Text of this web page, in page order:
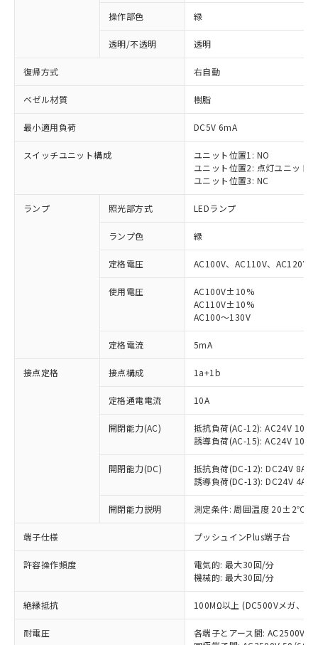
操作部色 緑
透明/不透明 透明
復帰方式 右自動
ベゼル材質 樹脂
最小適用負荷 DC5V 6mA
スイッチユニット構成
ユニット位置1: NO
ユニット位置2: 点灯ユニット
ユニット位置3: NC
ランプ 照光部方式 LEDランプ
ランプ色 緑
定格電圧 AC100V、AC110V、AC120V
使用電圧
AC100V±10%
AC110V±10%
AC100～130V
定格電流 5mA
接点定格 接点構成 1a+1b
定格通電電流 10A
開閉能力(AC)
抵抗負荷(AC-12): AC24V 10A/
誘導負荷(AC-15): AC24V
開閉能力(DC)
抵抗負荷(DC-12): DC24V 8A/
誘導負荷(DC-13): DC24V 4A/
開閉能力説明 測定条件: 周囲温度 20±2℃、
端子仕様 プッシュインPlus端子台
許容操作頻度
電気的: 最大30回/分
機械的: 最大30回/分
絶縁抵抗 100MΩ以上 (DC500Vメガ、点
耐電圧
各端子とアース間: AC2500V
ご利用条件
以下の条件をお読みいただき、同意のうえ
本サービスは、当社制御機器事業取扱
商品の当社在庫状況および標準価格
(税抜)を提供させていただくもので
当社制御機器事業取扱商品の中には、
本サービスの対象外となる商品もある
ことをご了承ください。
※1 対応状況
対応済み：EU RoHS指令（10物質）の
非含有に対応した製品が提供可能な商品で
対応予定：EU RoHS指令（10物質）の非含
有に対応した製品に切り替える予定のある
対応予定なし：EU RoHS指令（10物質）の
非含有に非対応の商品で、対応品を出す予
調査・確認中：EU RoHS指令（10物質）の
非含有の対応状況を調査中または確認中の
商品です。
非該当品：ライセンス料など無形物で、有
害物質有無と関係のない商品です。
仕入先様の事情により、非含有部品として
いたものが、含有品と判明した場合などや
「○」：最大均質材料含有率が中国RoHSの
「×」：最大均質材料含有率が中国RoHSの
基準値を超えていることを示します。
当社は、これら貴社製品のうち、外国